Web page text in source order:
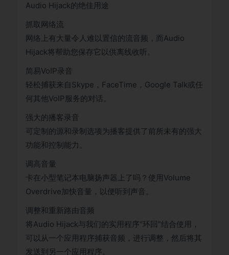
Audio Hijack的绝佳用途
抓取网络流
网络上有大量令人难以置信的流音频，而Audio
Hijack将帮助您保存它以供离线收听。
简易VoIP录音
轻松捕获来自Skype，FaceTime，Google Talk或任
何其他VoIP服务的对话。
强大的播客录音
可定制的源和录制选项为播客提供了前所未有的强大
功能和控制能力。
调高音量
卡在小型笔记本电脑扬声器上了吗？使用Volume
Overdrive加快音量，以便听到声音。
调整和重新路由音频
将Audio Hijack与我们的实用程序“环回”结合使用，
可以从一个应用程序捕获音频，进行调整，然后将其
发送到另一个应用程序。